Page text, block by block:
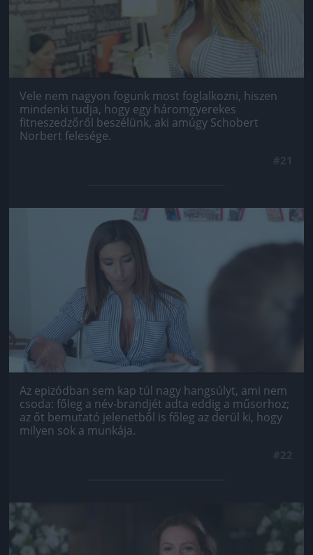
Vele nem nagyon fogunk most foglalkozni, hiszen
mindenki tudja, hogy egy háromgyerekes
fitneszedzőről beszélünk, aki amúgy Schobert
Norbert felesége.
Jön még kép!
Az epizódban sem kap túl nagy hangsúlyt, ami nem
csoda: főleg a név-brandjét adta eddig a műsorhoz;
az őt bemutató jelenetből is főleg az derül ki, hogy
milyen sok a munkája.
Jön még kép!